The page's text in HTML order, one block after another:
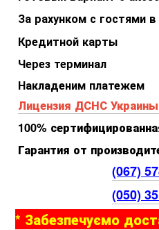
За рахунком с гостями
Кредитной карты
Через терминал
Накладеним платежем
Лицензия ДСНС
100%
Гарантия от
(067)
(050)
* Забезпечуємо